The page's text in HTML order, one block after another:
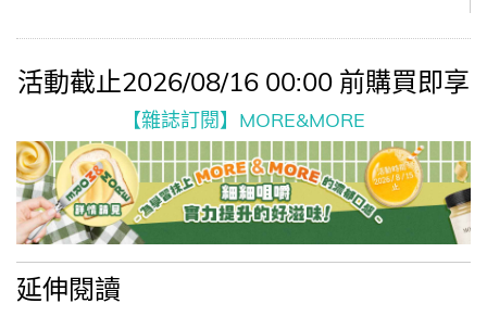
活動截止2026/08/16 00:00 前購買即享
【雜誌訂閱】MORE&MORE
延伸閱讀